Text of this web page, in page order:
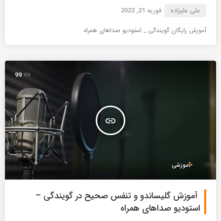
علی علیزاده فوریه 21, 2022
آموزش رایگان گویندگی _ استودیو صداهای همراه
insert_link
آموزشی
آموزش گلیساندو و تنفس صحیح در گویندگی –
استودیو صداهای همراه